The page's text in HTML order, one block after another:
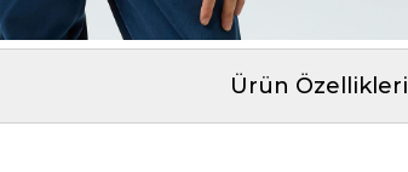
Ürün Özellikleri